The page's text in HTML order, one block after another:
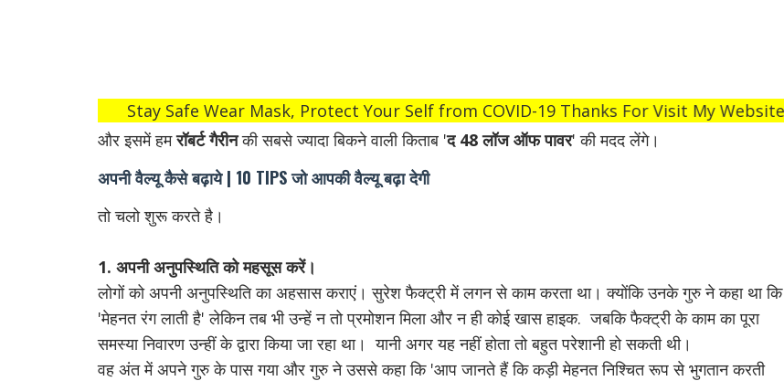
Stay Safe Wear Mask, Protect Your Self from COVID-19 Thanks For Visit My Website
और इसमें हमरॉबर्ट गैरीनकी सबसे ज्यादा बिकने वाली किताब 'द 48 लॉज ऑफ पावर' की मदद लेंगे।
अपनी वैल्यू कैसे बढ़ाये | 10 TIPS जो आपकी वैल्यू बढ़ा देगी
तो चलो शुरू करते है।
1. अपनी अनुपस्थिति को महसूस करें।
लोगों को अपनी अनुपस्थिति का अहसास कराएं। सुरेश फैक्ट्री में लगन से काम करता था।क्योंकि उनके गुरु ने कहा था कि
'मेहनत रंग लाती है'लेकिन तब भी उन्हें न तो प्रमोशन मिला और न ही कोई खास हाइक.जबकि फैक्ट्री के काम का पूरा
समस्या निवारण उन्हीं के द्वारा किया जा रहा था।यानी अगर यह नहीं होता तो बहुत परेशानी हो सकती थी।
वह अंत में अपने गुरु के पास गया और गुरु ने उससे कहा कि 'आप जानते हैं कि कड़ी मेहनत निश्चित रूप से भुगतान करती